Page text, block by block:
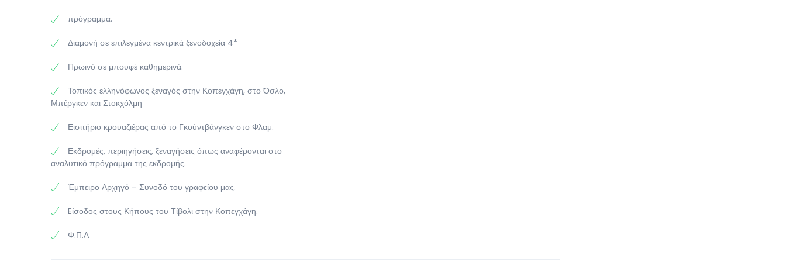
πρόγραμμα.
Διαμονή σε επιλεγμένα κεντρικά ξενοδοχεία 4*
Πρωινό σε μπουφέ καθημερινά.
Τοπικός ελληνόφωνος ξεναγός στην Κοπεγχάγη, στο Όσλο,
Μπέργκεν και Στοκχόλμη
Εισιτήριο κρουαζιέρας από το Γκούντβάνγκεν στο Φλαμ.
Εκδρομές, περιηγήσεις, ξεναγήσεις όπως αναφέρονται στο
αναλυτικό πρόγραμμα της εκδρομής.
Έμπειρο Αρχηγό – Συνοδό του γραφείου μας.
Eίσοδος στους Κήπους του Τίβολι στην Κοπεγχάγη.
Φ.Π.Α